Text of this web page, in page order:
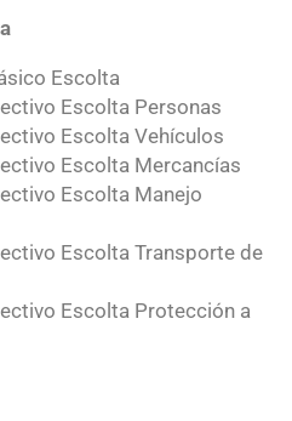
Escolta
Escolta Personas
Escolta Vehículos
Escolta Mercancías
Escolta Manejo
Escolta Transporte de
Escolta Protección a